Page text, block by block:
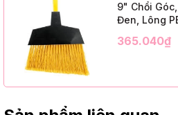
9" Chổi
Đen, Lông
12 Bộ/
365.040₫